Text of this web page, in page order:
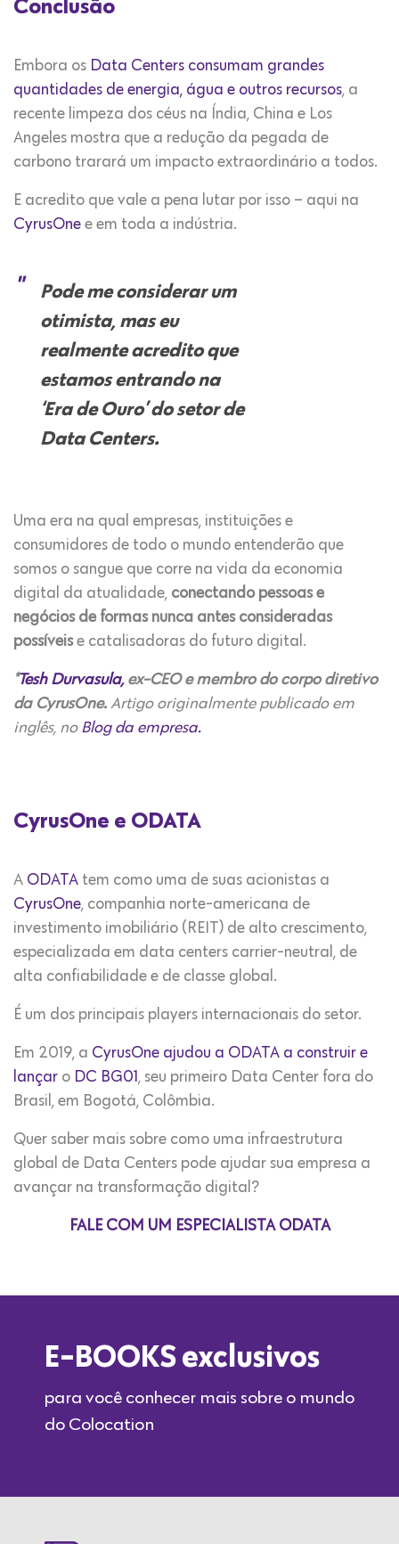
Conclusão
Embora os Data Centers consumam grandes
quantidades de energia, água e outros recursos, a
recente limpeza dos céus na Índia, China e Los
Angeles mostra que a redução da pegada de
carbono trarará um impacto extraordinário a todos.
E acredito que vale a pena lutar por isso – aqui na
CyrusOne e em toda a indústria.
Pode me considerar um
otimista, mas eu
realmente acredito que
estamos entrando na
‘Era de Ouro’ do setor de
Data Centers.
Uma era na qual empresas, instituições e
consumidores de todo o mundo entenderão que
somos o sangue que corre na vida da economia
digital da atualidade, conectando pessoas e
negócios de formas nunca antes consideradas
possíveise catalisadoras do futuro digital.
*Tesh Durvasula,ex-CEO e membro do corpo diretivo
da CyrusOne. Artigo originalmente publicado em
inglês, no Blog da empresa.
CyrusOne e ODATA
A ODATA tem como uma de suas acionistas a
CyrusOne, companhia norte-americana de
investimento imobiliário (REIT) de alto crescimento,
especializada em data centers carrier-neutral, de
alta confiabilidade e de classe global.
É um dos principais players internacionais do setor.
Em 2019, a CyrusOne ajudou a ODATA a construir e
lançar o DC BG01 , seu primeiro Data Center fora do
Brasil, em Bogotá, Colômbia.
Quer saber mais sobre como uma infraestrutura
global de Data Centers pode ajudar sua empresa a
avançar na transformação digital?
FALE COM UM ESPECIALISTA ODATA
E-BOOKS exclusivos
para você conhecer mais sobre o mundo
do Colocation